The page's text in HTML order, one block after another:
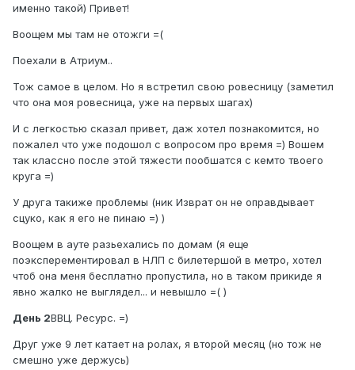
именно такой) Привет!
Воощем мы там не отожги =(
Поехали в Атриум..
Тож самое в целом. Но я встретил свою ровесницу (заметил
что она моя ровесница, уже на первых шагах)
И с легкостью сказал привет, даж хотел познакомится, но
пожалел что уже подошол с вопросом про время =) Вошем
так классно после этой тяжести пообшатся с кемто твоего
круга =)
У друга такиже проблемы (ник Изврат он не оправдывает
сцуко, как я его не пинаю =) )
Воощем в ауте разьехались по домам (я еще
поэксперементировал в НЛП с билетершой в метро, хотел
чтоб она меня бесплатно пропустила, но в таком прикиде я
явно жалко не выглядел... и невышло =( )
День 2ВВЦ. Ресурс. =)
Друг уже 9 лет катает на ролах, я второй месяц (но тож не
смешно уже держусь)